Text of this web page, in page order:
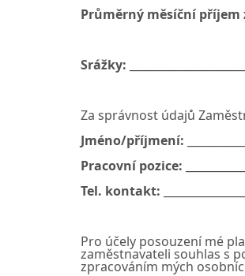
Průměrný měsíční příjem
Srážky:
Za správnost údajů
Jméno/příjmení:
Pracovní pozice:
Tel. kontakt:
Pro účely posouzení mé
zaměstnavateli souhlas s
zpracováním mých